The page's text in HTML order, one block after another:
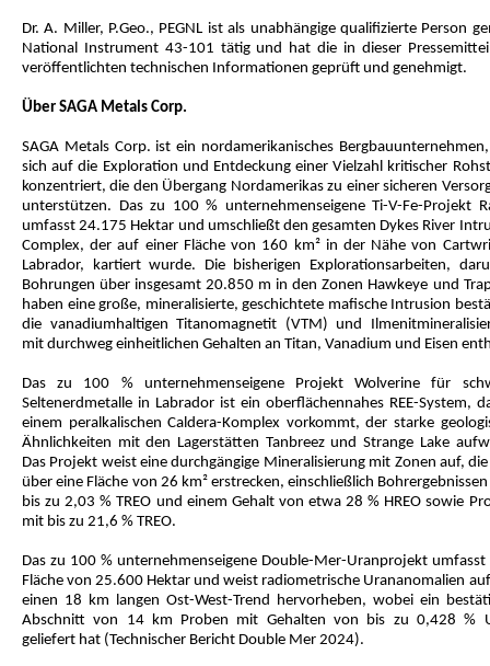
Dr. A. Miller, P.Geo., PEGNL ist als unabhängige qualifizierte Person
National Instrument 43-101 tätig und hat die in dieser
veröffentlichten technischen Informationen geprüft und genehmigt.
Über SAGA Metals Corp.
SAGA Metals Corp. ist ein nordamerikanisches
sich auf die Exploration und Entdeckung einer Vielzahl kritischer
konzentriert, die den Übergang Nordamerikas zu einer sicheren
unterstützen. Das zu 100 % unternehmenseigene Ti-V-Fe-Projekt
umfasst 24.175 Hektar und umschließt den gesamten Dykes River
Complex, der auf einer Fläche von 160 km² in der Nähe von
Labrador, kartiert wurde. Die bisherigen Explorationsarbeiten,
Bohrungen über insgesamt 20.850 m in den Zonen Hawkeye und
haben eine große, mineralisierte, geschichtete mafische Intrusion
die vanadiumhaltigen Titanomagnetit (VTM) und
mit durchweg einheitlichen Gehalten an Titan, Vanadium und Eisen
Das zu 100 % unternehmenseigene Projekt Wolverine für
Seltenerdmetalle in Labrador ist ein oberflächennahes REE-System,
einem peralkalischen Caldera-Komplex vorkommt, der starke
Ähnlichkeiten mit den Lagerstätten Tanbreez und Strange Lake
Das Projekt weist eine durchgängige Mineralisierung mit Zonen auf, die
über eine Fläche von 26 km² erstrecken, einschließlich
bis zu 2,03 % TREO und einem Gehalt von etwa 28 % HREO sowie
mit bis zu 21,6 % TREO.
Das zu 100 % unternehmenseigene Double-Mer-Uranprojekt umfasst
Fläche von 25.600 Hektar und weist radiometrische Urananomalien
einen 18 km langen Ost-West-Trend hervorheben, wobei ein
Abschnitt von 14 km Proben mit Gehalten von bis zu 0,428 %
geliefert hat (Technischer Bericht Double Mer 2024).